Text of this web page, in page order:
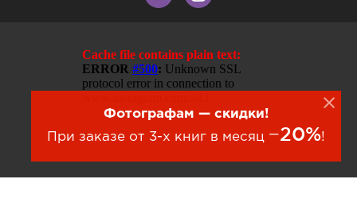
Фотографам — скидки!
При заказе от 3-х книг в месяц −20%!